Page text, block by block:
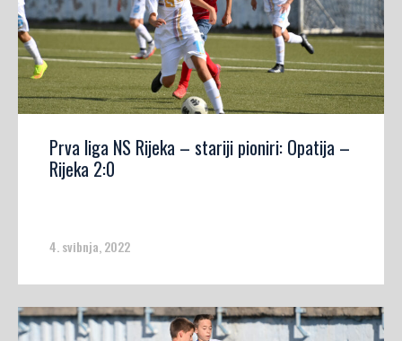
Prva liga NS Rijeka – stariji pioniri: Opatija –
Rijeka 2:0
4. svibnja, 2022